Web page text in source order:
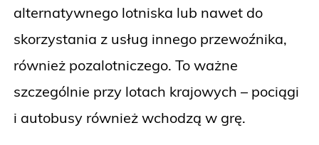
alternatywnego lotniska lub nawet do
skorzystania z usług innego przewoźnika,
również pozalotniczego. To ważne
szczególnie przy lotach krajowych – pociągi
i autobusy również wchodzą w grę.